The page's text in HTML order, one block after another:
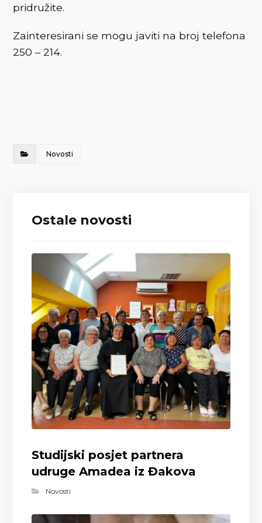
pridružite.
Zainteresirani se mogu javiti na broj telefona
250 – 214.
Novosti
Ostale novosti
Studijski posjet partnera
udruge Amadea iz Đakova
Novosti